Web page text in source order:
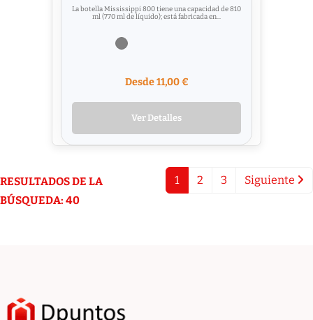
La botella Mississippi 800 tiene una capacidad de 810
ml (770 ml de líquido); está fabricada en...
Desde 11,00 €
Ver Detalles
1 2 3 Siguiente
RESULTADOS DE LA
BÚSQUEDA: 40